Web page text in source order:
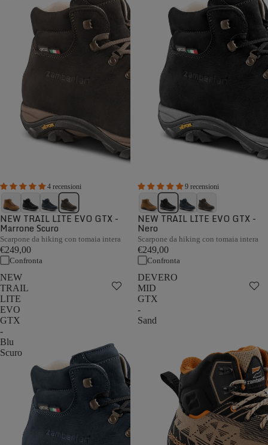
4 recensioni
NEW TRAIL LITE EVO GTX -
Marrone Scuro
Scarpone da hiking con tomaia intera
€249,00
Confronta
9 recensioni
NEW TRAIL LITE EVO GTX -
Nero
Scarpone da hiking con tomaia intera
€249,00
Confronta
NEW
TRAIL
LITE
EVO
GTX
-
Blu
Scuro
DEVERO
MID
GTX
-
Sand